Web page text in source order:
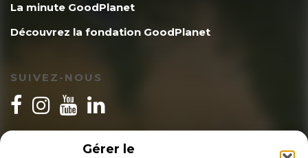
Gérer le
La minute GoodPlanet
Découvrez la fondation GoodPlanet
SUIVEZ-NOUS
INSCRIPTION NEWSLETTER